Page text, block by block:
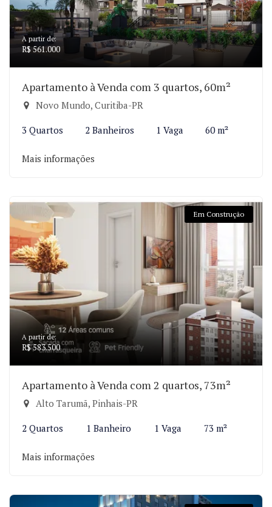
A partir de:
R$ 561.000
Apartamento à Venda com 3 quartos, 60m²
Novo Mundo, Curitiba-PR
3 Quartos 2 Banheiros 1 Vaga 60 m²
Mais informações
Em Construção
A partir de:
R$ 583.500
Apartamento à Venda com 2 quartos, 73m²
Alto Tarumã, Pinhais-PR
2 Quartos 1 Banheiro 1 Vaga 73 m²
Mais informações